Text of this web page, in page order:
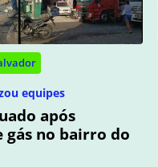
equipes
após
gás no bairro do